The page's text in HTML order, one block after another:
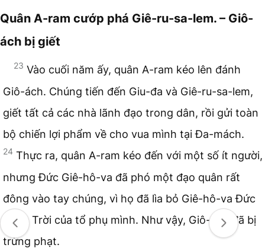
Quân A-ram cướp phá Giê-ru-sa-lem. – Giô-
ách bị giết
23 Vào cuối năm ấy, quân A-ram kéo lên đánh
Giô-ách. Chúng tiến đến Giu-đa và Giê-ru-sa-lem,
giết tất cả các nhà lãnh đạo trong dân, rồi gửi toàn
bộ chiến lợi phẩm về cho vua mình tại Đa-mách.
24 Thực ra, quân A-ram kéo đến với một số ít người,
nhưng Đức Giê-hô-va đã phó một đạo quân rất
đông vào tay chúng, vì họ đã lìa bỏ Giê-hô-va Đức
Chúa Trời của tổ phụ mình. Như vậy, Giô-ách đã bị
trừng phạt.